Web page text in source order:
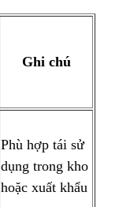
Ghi chú
Phù hợp tái sử
dụng trong kho
hoặc xuất khẩu